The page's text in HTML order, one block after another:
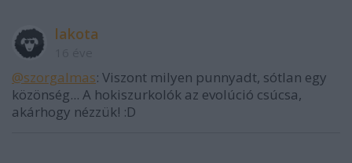
lakota
@szorgalmas: Viszont milyen punnyadt, sótlan egy
közönség... A hokiszurkolók az evolúció csúcsa,
akárhogy nézzük! :D